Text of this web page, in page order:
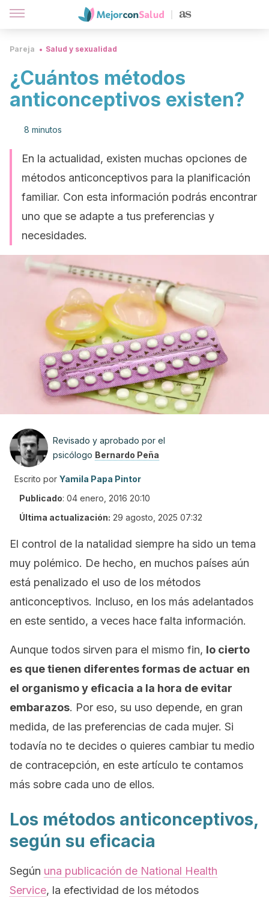
Pareja Salud y sexualidad
¿Cuántos métodos
anticonceptivos existen?
8 minutos
En la actualidad, existen muchas opciones de
métodos anticonceptivos para la planificación
familiar. Con esta información podrás encontrar
uno que se adapte a tus preferencias y
necesidades.
Revisado y aprobado por el
psicólogo Bernardo Peña
Escrito por Yamila Papa Pintor
Publicado: 04 enero, 2016 20:10
Última actualización: 29 agosto, 2025 07:32
El control de la natalidad siempre ha sido un tema
muy polémico. De hecho, en muchos países aún
está penalizado el uso de los métodos
anticonceptivos. Incluso, en los más adelantados
en este sentido, a veces hace falta información.
Aunque todos sirven para el mismo fin, lo cierto
es que tienen diferentes formas de actuar en
el organismo y eficacia a la hora de evitar
embarazos. Por eso, su uso depende, en gran
medida, de las preferencias de cada mujer. Si
todavía no te decides o quieres cambiar tu medio
de contracepción, en este artículo te contamos
más sobre cada uno de ellos.
Los métodos anticonceptivos,
según su eficacia
Según una publicación de National Health
Service, la efectividad de los métodos